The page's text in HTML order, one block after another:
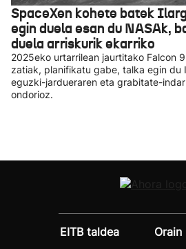
SpaceXen kohete batek
egin duela esan du NASAk,
duela arriskurik ekarriko
2025eko urtarrilean jaurtitako Falcon
zatiak, planifikatu gabe, talka egin du
eguzki-jardueraren eta grabitate-
ondorioz.
EITB taldea
Orain